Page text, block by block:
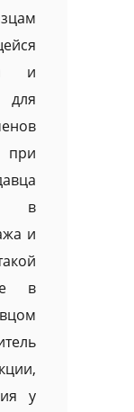
и
для
при
в
и
в
у